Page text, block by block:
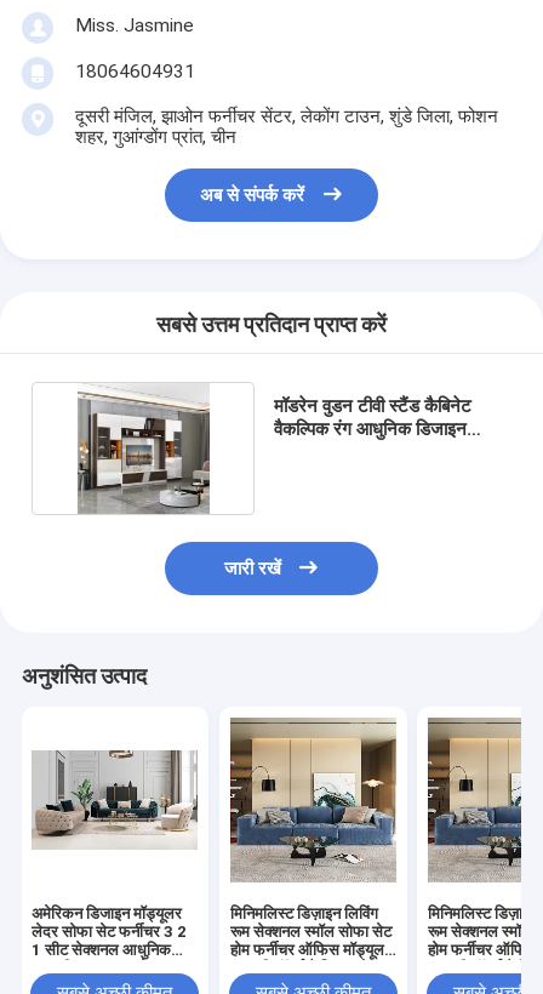
Miss. Jasmine
18064604931
दूसरी मंजिल, झाओन फर्नीचर सेंटर, लेकोंग टाउन, शुंडे जिला, फोशन
शहर, गुआंग्डोंग प्रांत, चीन
अब से संपर्क करें
सबसे उत्तम प्रतिदान प्राप्त करें
मॉडरेन वुडन टीवी स्टैंड कैबिनेट
वैकल्पिक रंग आधुनिक डिजाइन
जारी रखें
अनुशंसित उत्पाद
अमेरिकन डिजाइन मॉड्यूलर
लेदर सोफा सेट फर्नीचर 3 2
1 सीट सेक्शनल आधुनिक
चेस्टरफील्ड सोफा
मिनिमलिस्ट डिज़ाइन लिविंग
रूम सेक्शनल स्मॉल सोफा सेट
होम फर्नीचर ऑफिस मॉड्यूलर
मिनिमलिस्ट डिज़ाइन
रूम सेक्शनल स्मॉल
होम फर्नीचर ऑफिस